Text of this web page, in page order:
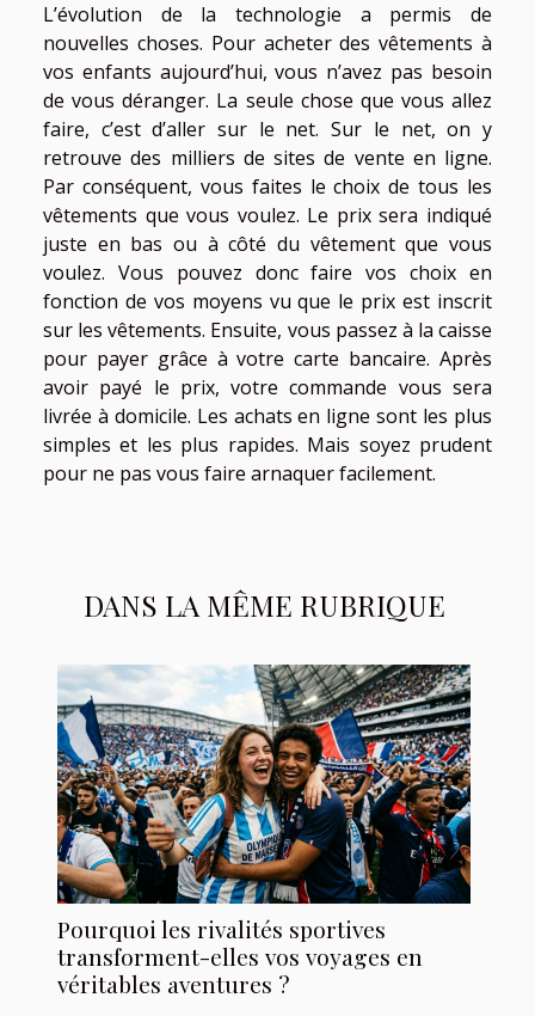
L’évolution de la technologie a permis de
nouvelles choses. Pour acheter des vêtements à
vos enfants aujourd’hui, vous n’avez pas besoin
de vous déranger. La seule chose que vous allez
faire, c’est d’aller sur le net. Sur le net, on y
retrouve des milliers de sites de vente en ligne.
Par conséquent, vous faites le choix de tous les
vêtements que vous voulez. Le prix sera indiqué
juste en bas ou à côté du vêtement que vous
voulez. Vous pouvez donc faire vos choix en
fonction de vos moyens vu que le prix est inscrit
sur les vêtements. Ensuite, vous passez à la caisse
pour payer grâce à votre carte bancaire. Après
avoir payé le prix, votre commande vous sera
livrée à domicile. Les achats en ligne sont les plus
simples et les plus rapides. Mais soyez prudent
pour ne pas vous faire arnaquer facilement.
DANS LA MÊME RUBRIQUE
Pourquoi les rivalités sportives
transforment-elles vos voyages en
véritables aventures ?